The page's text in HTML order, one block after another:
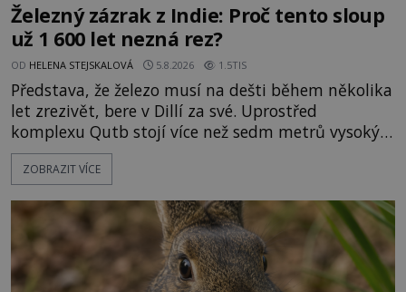
Železný zázrak z Indie: Proč tento sloup
už 1 600 let nezná rez?
OD HELENA STEJSKALOVÁ 5.8.2026 1.5TIS
Představa, že železo musí na dešti během několika
let zrezivět, bere v Dillí za své. Uprostřed
komplexu Qutb stojí více než sedm metrů vysoký
železný sloup, který už přibližně 1 600 let odolává
počasí s jen nepatrnými stopami koroze. Jeho
ztracených technologiích či tajemných
materiálech. Moderní metalurgie však ukazuje, že
skutečné vysvětlení je ješt
ZOBRAZIT VÍCE